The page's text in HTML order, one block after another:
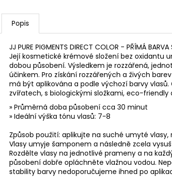
Popis
JJ PURE PIGMENTS DIRECT COLOR - PŘÍMÁ BARVA
Její kosmetické krémové složení bez oxidantu
dobou působení. Výsledkem je rozzářená,
účinkem. Pro získání rozzářených a živých
má být aplikována a podle výchozí barvy vlasů.
zvířatech, s biologickými složkami, eco-
» Průměrná doba působení cca 30 minut
» Ideální výška tónu vlasů: 7-8
Způsob použití: aplikujte na suché umyté
Vlasy umyje šamponem a následně zcela
Rozdělte vlasy na jednotlivé prameny a na
působení dobře opláchněte vlažnou vodou.
stability barvy nedoporučujeme ihned po